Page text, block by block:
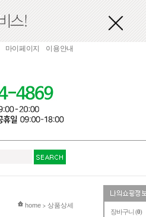
장바구니 (0)
마이페이지 이용안내
현재 위치
home > 상품상세